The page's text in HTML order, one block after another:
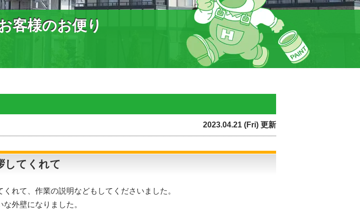
客様のお便り
2023.04.21 (Fri) 更新
してくれて
くれて、作業の説明などもしてくださいました。
な外壁になりました。